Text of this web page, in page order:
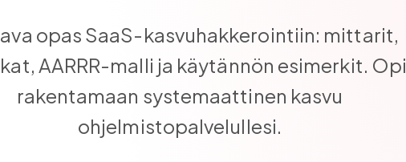
opas SaaS-kasvuhakkerointiin: mittarit,
AARRR-malli ja käytännön esimerkit. Opi
rakentamaan systemaattinen kasvu
ohjelmistopalvelullesi.